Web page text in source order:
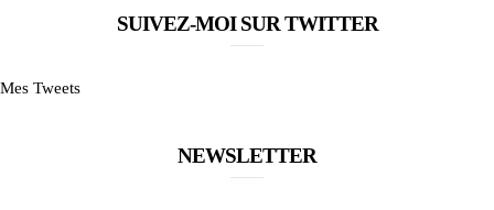
SUIVEZ-MOI SUR TWITTER
Mes Tweets
NEWSLETTER